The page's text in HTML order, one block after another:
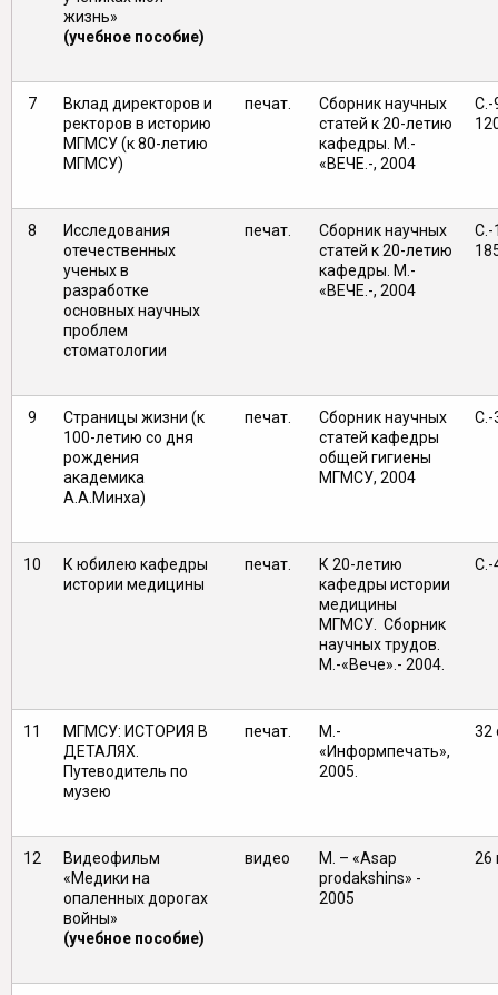
жизнь»
(учебное пособие)
7
Вклад директоров и
ректоров в историю
МГМСУ (к 80-летию
МГМСУ)
печат.
Сборник научных
статей к 20-летию
кафедры. М.-
«ВЕЧЕ.-, 2004
С.-
8
Исследования
отечественных
ученых в
разработке
основных научных
проблем
стоматологии
печат.
Сборник научных
статей к 20-летию
кафедры. М.-
«ВЕЧЕ.-, 2004
С.-
9
Страницы жизни (к
100-летию со дня
рождения
академика
А.А.Минха)
печат.
Сборник научных
статей кафедры
общей гигиены
МГМСУ, 2004
С.-
10
К юбилею кафедры
истории медицины
печат.
К 20-летию
кафедры истории
медицины
МГМСУ. Сборник
научных трудов.
М.-«Вече».- 2004.
С.-
11
МГМСУ: ИСТОРИЯ В
ДЕТАЛЯХ.
Путеводитель по
музею
печат.
М.-
«Информпечать»,
2005.
32
12
Видеофильм
«Медики на
опаленных дорогах
войны»
(учебное пособие)
видео
М. – «Asap
prodakshins» -
2005
26